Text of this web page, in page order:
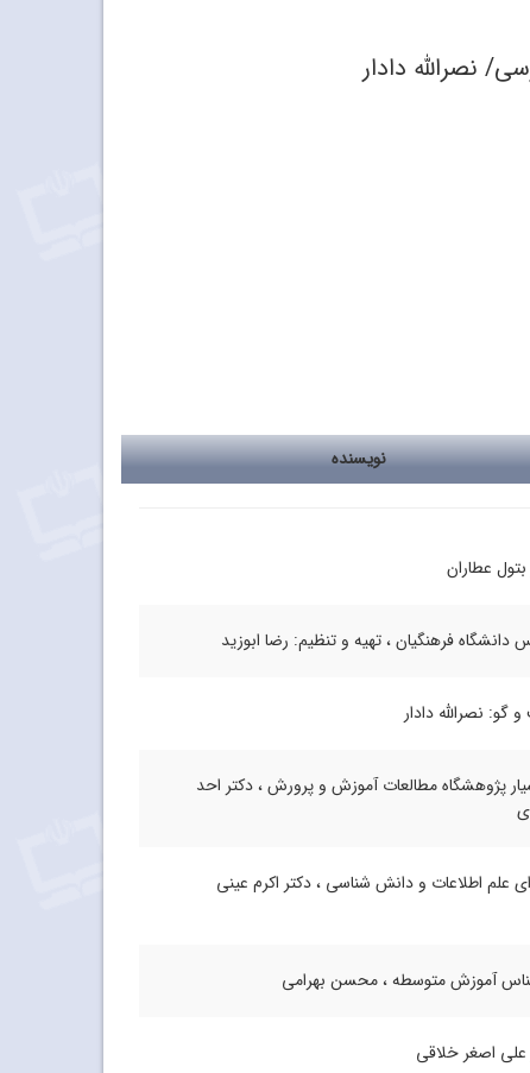
نصرالله دادار
نویسنده
عطاران
دانشگاه فرهنگیان ، تهیه و تنظیم: رضا ابوزید
گو: نصرالله دادار
پژوهشگاه مطالعات آموزش و پرورش ، دکتر احد
علم اطلاعات و دانش شناسی ، دکتر اکرم عینی
آموزش متوسطه ، محسن بهرامی
علی اصغر خلاقی